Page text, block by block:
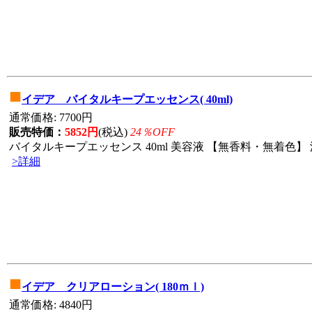
■イデア バイタルキープエッセンス( 40ml)
通常価格: 7700円
販売特価： 5852円(税込) 24％OFF
バイタルキープエッセンス 40ml 美容液 【無香料・無着色】
>詳細
■イデア クリアローション( 180ｍｌ)
通常価格: 4840円